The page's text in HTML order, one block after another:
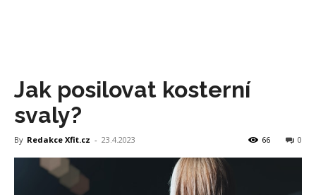
Jak posilovat kosterní
svaly?
By Redakce Xfit.cz - 23.4.2023 0
66